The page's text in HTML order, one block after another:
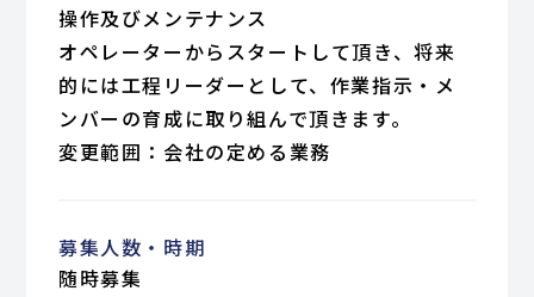
操作及びメンテナンス
オペレーターからスタートして頂き、将来
的には工程リーダーとして、作業指示・メ
ンバーの育成に取り組んで頂きます。
変更範囲：会社の定める業務
募集人数・時期
随時募集